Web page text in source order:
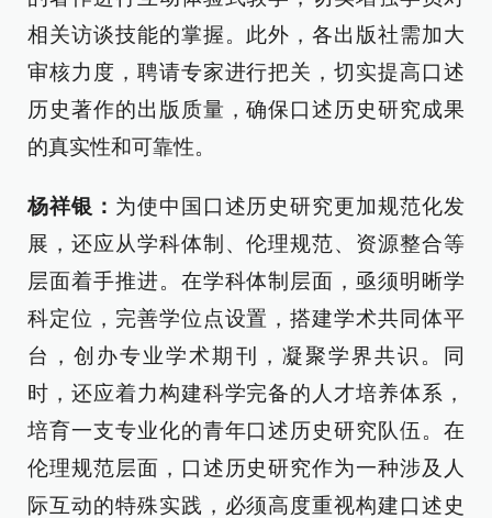
相关访谈技能的掌握。此外，各出版社需加大
审核力度，聘请专家进行把关，切实提高口述
历史著作的出版质量，确保口述历史研究成果
的真实性和可靠性。
杨祥银： 为使中国口述历史研究更加规范化发
展，还应从学科体制、伦理规范、资源整合等
层面着手推进。在学科体制层面，亟须明晰学
科定位，完善学位点设置，搭建学术共同体平
台，创办专业学术期刊，凝聚学界共识。同
时，还应着力构建科学完备的人才培养体系，
培育一支专业化的青年口述历史研究队伍。在
伦理规范层面，口述历史研究作为一种涉及人
际互动的特殊实践，必须高度重视构建口述史